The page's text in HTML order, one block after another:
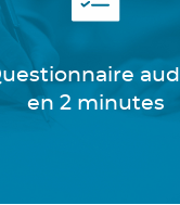
en 2 minutes